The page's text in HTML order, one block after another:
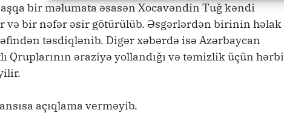
bir məlumata əsasən Xocavəndin Tuğ kəndi
və bir nəfər əsir götürülüb. Əsgərlərdən birinin həlak
təsdiqlənib. Digər xəbərdə isə Azərbaycan
Qruplarının əraziyə yollandığı və təmizlik üçün hərbi
açıqlama verməyib.